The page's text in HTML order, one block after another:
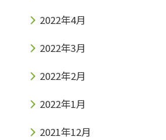
2022年4月
2022年3月
2022年2月
2022年1月
2021年12月